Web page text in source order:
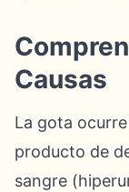
Causas
La gota
producto de
sangre